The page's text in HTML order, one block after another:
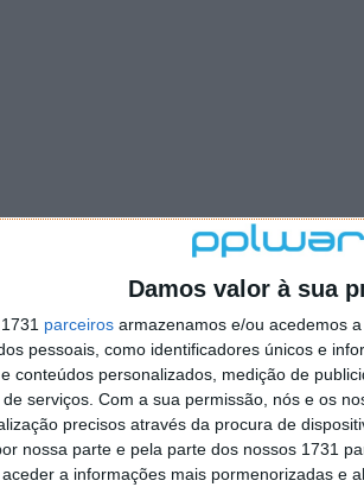
Damos valor à sua
parceiros armazenamos e/ou acedemos
pessoais, como identificadores únicos e
conteúdos personalizados, medição de
serviços. Com a sua permissão, nós e os
precisos através da procura de
nossa parte e pela parte dos nossos 1731
a informações mais pormenorizadas e